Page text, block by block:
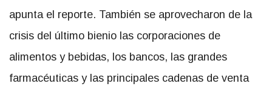
apunta el reporte. También se aprovecharon de la
crisis del último bienio las corporaciones de
alimentos y bebidas, los bancos, las grandes
farmacéuticas y las principales cadenas de venta